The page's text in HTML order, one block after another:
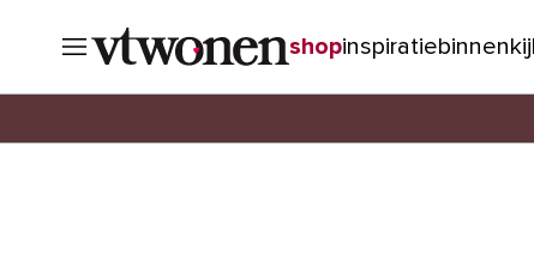
shopinspiratie